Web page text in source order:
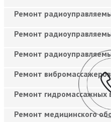
Ремонт
Ремонт
Ремонт
Ремонт вибромассажеров
Ремонт гидромассажных
Ремонт медицинского